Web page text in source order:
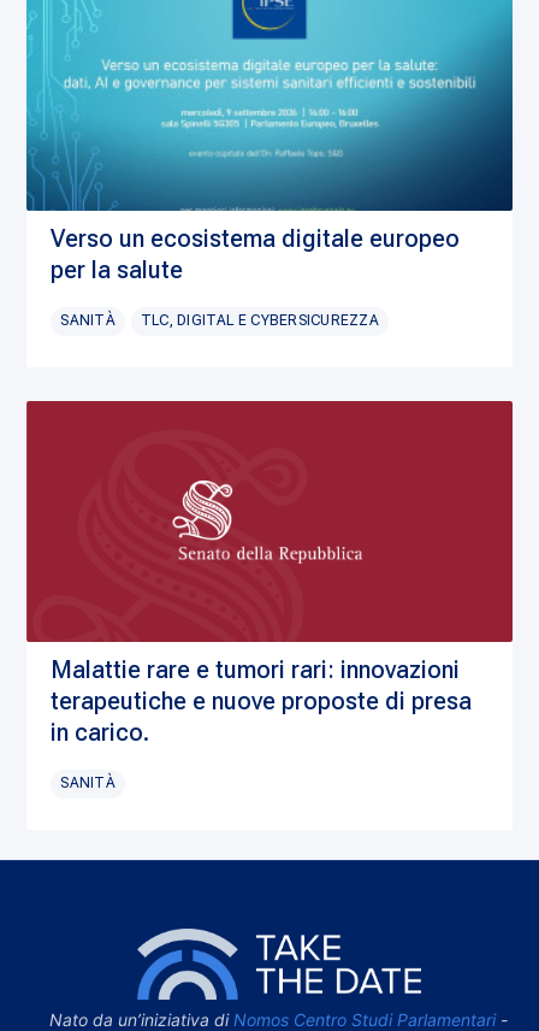
Verso un ecosistema digitale europeo
per la salute
SANITÀ TLC, DIGITAL E CYBERSICUREZZA
Malattie rare e tumori rari: innovazioni
terapeutiche e nuove proposte di presa
in carico.
SANITÀ
Nato da un’iniziativa di Nomos Centro Studi Parlamentari-